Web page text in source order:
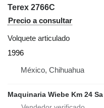
Terex 2766C
Precio a consultar
Volquete articulado
1996
México, Chihuahua
Maquinaria Wiebe Km 24 Sa